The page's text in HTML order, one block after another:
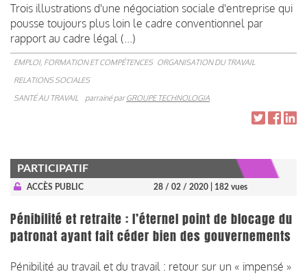
Trois illustrations d'une négociation sociale d'entreprise qui
pousse toujours plus loin le cadre conventionnel par
rapport au cadre légal (...)
EMPLOI, FORMATION ET COMPÉTENCES ORGANISATION DU TRAVAIL
RELATIONS SOCIALES
SANTÉ AU TRAVAIL
parrainé parGROUPE TECHNOLOGIA
PARTICIPATIF
ACCÈS PUBLIC 28 / 02 / 2020 | 182 vues
Pénibilité et retraite : l’éternel point de blocage du
patronat ayant fait céder bien des gouvernements
Pénibilité au travail et du travail : retour sur un « impensé »